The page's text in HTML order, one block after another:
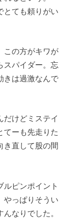
とても頼りがい
この方がキワが
スパイダー。忘
きは過激なんで
だけどミステイ
てーも先走りた
き直して股の間
ルピンポイント
やっぱりそうい
なりでした。